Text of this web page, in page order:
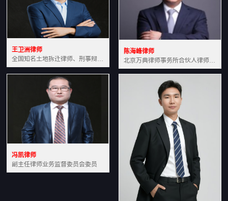
王卫洲律师
全国知名土地拆迁律师、刑事辩护律师北京万典律师事务所主任中国法学会会员北京市行政法研究会理事
陈海峰律师
北京万典律师事务所合伙人律师土地房产专业资深律师
冯凯律师
副主任律师业务监督委员会委员